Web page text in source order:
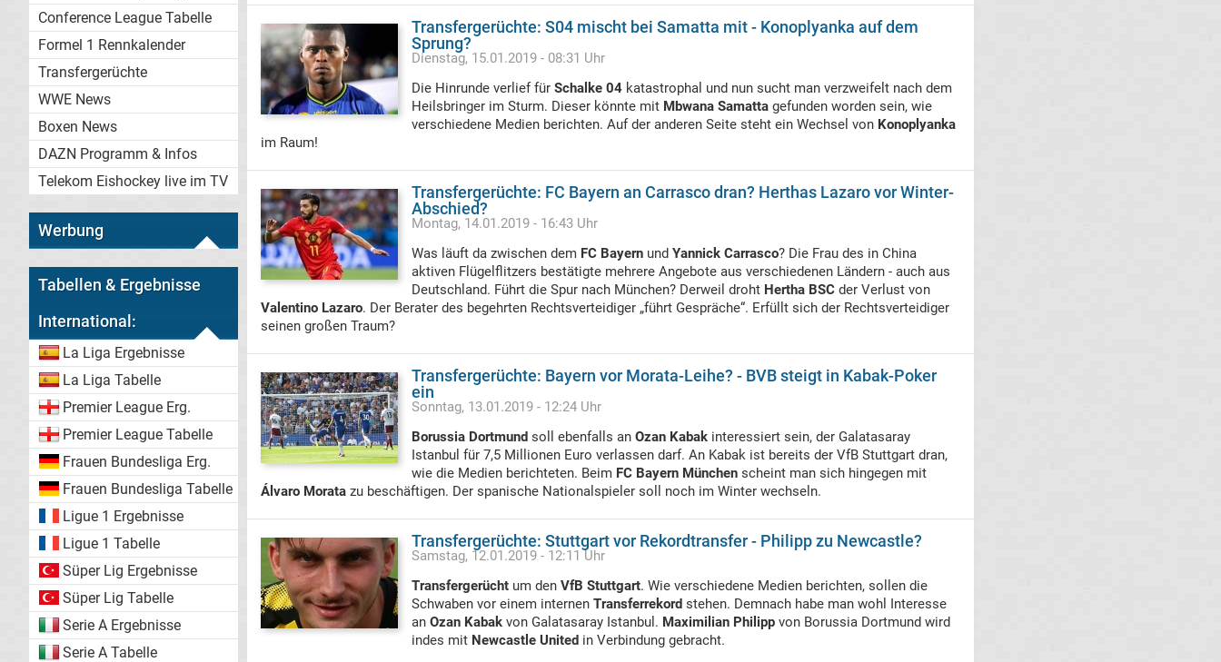
Conference League Tabelle
Formel 1 Rennkalender
Transfergerüchte
WWE News
Boxen News
DAZN Programm & Infos
Telekom Eishockey live im TV
Werbung
Tabellen & Ergebnisse
International:
La Liga Ergebnisse
La Liga Tabelle
Premier League Erg.
Premier League Tabelle
Frauen Bundesliga Erg.
Frauen Bundesliga Tabelle
Ligue 1 Ergebnisse
Ligue 1 Tabelle
Süper Lig Ergebnisse
Süper Lig Tabelle
Serie A Ergebnisse
Serie A Tabelle
Transfergerüchte: S04 mischt bei Samatta mit - Konoplyanka auf dem
Sprung?
Dienstag, 15.01.2019 - 08:31 Uhr
Die Hinrunde verlief für Schalke 04 katastrophal und nun sucht man verzweifelt nach dem
Heilsbringer im Sturm. Dieser könnte mit Mbwana Samatta gefunden worden sein, wie
verschiedene Medien berichten. Auf der anderen Seite steht ein Wechsel von Konoplyanka
im Raum!
Transfergerüchte: FC Bayern an Carrasco dran? Herthas Lazaro vor Winter-
Abschied?
Montag, 14.01.2019 - 16:43 Uhr
Was läuft da zwischen dem FC Bayern und Yannick Carrasco? Die Frau des in China
aktiven Flügelflitzers bestätigte mehrere Angebote aus verschiedenen Ländern - auch aus
Deutschland. Führt die Spur nach München? Derweil droht Hertha BSC der Verlust von
Valentino Lazaro. Der Berater des begehrten Rechtsverteidiger „führt Gespräche“. Erfüllt sich der Rechtsverteidiger
seinen großen Traum?
Transfergerüchte: Bayern vor Morata-Leihe? - BVB steigt in Kabak-Poker
ein
Sonntag, 13.01.2019 - 12:24 Uhr
Borussia Dortmund soll ebenfalls an Ozan Kabak interessiert sein, der Galatasaray
Istanbul für 7,5 Millionen Euro verlassen darf. An Kabak ist bereits der VfB Stuttgart dran,
wie die Medien berichteten. Beim FC Bayern München scheint man sich hingegen mit
Álvaro Morata zu beschäftigen. Der spanische Nationalspieler soll noch im Winter wechseln.
Transfergerüchte: Stuttgart vor Rekordtransfer - Philipp zu Newcastle?
Samstag, 12.01.2019 - 12:11 Uhr
Transfergerücht um den VfB Stuttgart. Wie verschiedene Medien berichten, sollen die
Schwaben vor einem internen Transferrekord stehen. Demnach habe man wohl Interesse
an Ozan Kabak von Galatasaray Istanbul. Maximilian Philipp von Borussia Dortmund wird
indes mit Newcastle United in Verbindung gebracht.